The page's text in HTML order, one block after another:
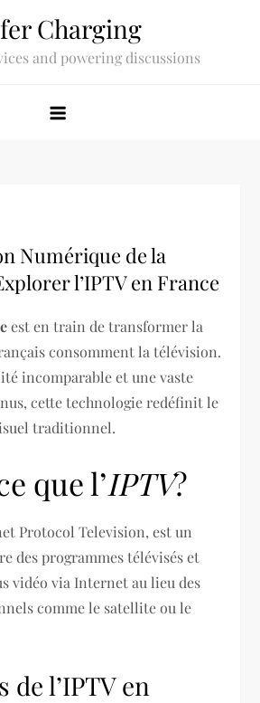
Charging
and powering discussions
Numérique de la
l’IPTV en France
est en train de transformer la
consomment la télévision.
incomparable et une vaste
cette technologie redéfinit le
traditionnel.
que l’IPTV?
Protocol Television, est un
des programmes télévisés et
vidéo via Internet au lieu des
comme le satellite ou le
de l’IPTV en